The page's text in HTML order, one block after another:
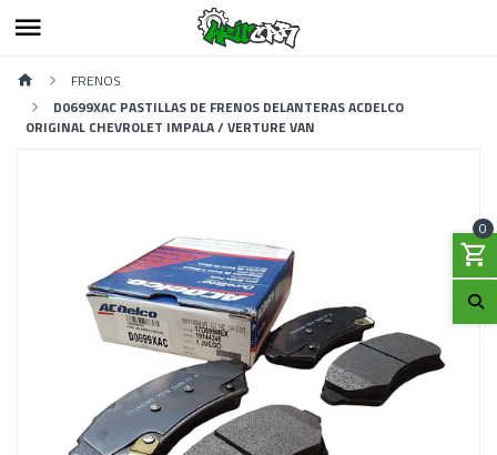
0
FRENOS
D0699XAC PASTILLAS DE FRENOS DELANTERAS ACDELCO
ORIGINAL CHEVROLET IMPALA / VERTURE VAN
Previous